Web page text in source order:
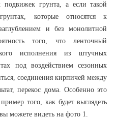
подвижек грунта, а если такой
которые относятся к
и без монолитной
того, что ленточный
исполнения из штучных
под воздействием сезонных
соединения кирпичей между
перекос дома. Особенно это
того, как будет выглядеть
можете видеть на фото 1.